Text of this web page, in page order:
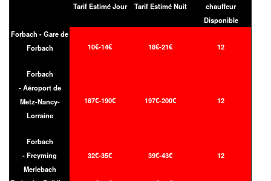
Tarif Estimé Jour Tarif Estimé Nuit
chauffeur
Disponible
Forbach - Gare de
Forbach
10€-14€ 18€-21€ 12
Forbach
- Aéroport de
Metz-Nancy-
Lorraine
187€-190€ 197€-200€ 12
Forbach
- Freyming
Merlebach
32€-35€ 39€-43€ 12